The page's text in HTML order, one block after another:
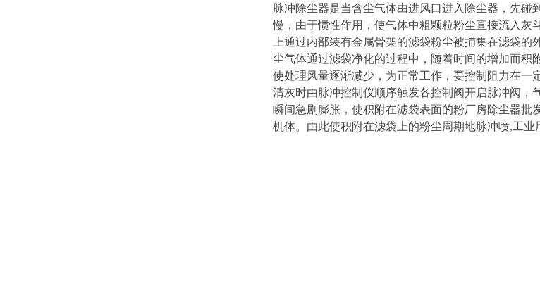
脉冲除尘器是当含尘气体由进风口进入除尘器，先
慢，由于惯性作用，使气体中粗颗粒粉尘直接流入灰
上通过内部装有金属骨架的滤袋粉尘被捕集在滤袋
尘气体通过滤袋净化的过程中，随着时间的增加而
使处理风量逐渐减少，为正常工作，要控制阻力在一
清灰时由脉冲控制仪顺序触发各控制阀开启脉冲阀
瞬间急剧膨胀，使积附在滤袋表面的粉厂房除尘器批
机体。由此使积附在滤袋上的粉尘周期地脉冲喷,工